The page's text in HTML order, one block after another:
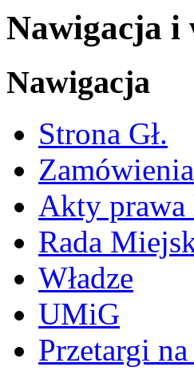
Nawigacja i
Nawigacja
Strona Gł.
Akty prawa
Rada
Władze
UMiG
Przetargi